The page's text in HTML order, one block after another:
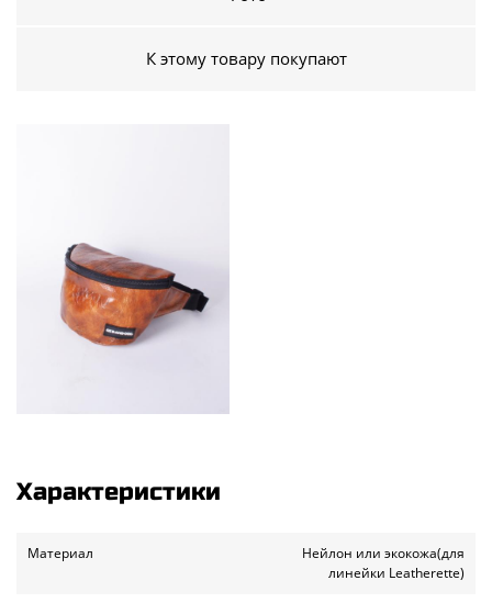
К этому товару покупают
Характеристики
Материал
Нейлон или экокожа(для
линейки Leatherette)